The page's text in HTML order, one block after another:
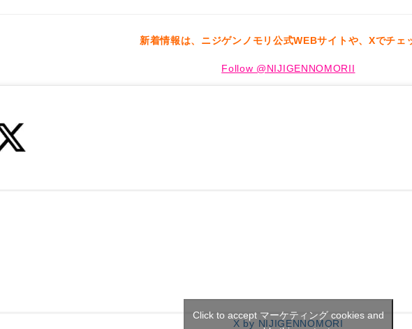
新着情報は、ニジゲンノモリ公式WEBサイトや、Xでチェ
Follow @NIJIGENNOMORII
X by NIJIGENNOMORI
Click to accept マーケティング cookies and